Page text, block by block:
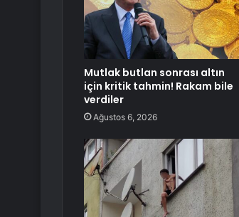
Mutlak butlan sonrası altın
için kritik tahmin! Rakam bile
verdiler
Ağustos 6, 2026